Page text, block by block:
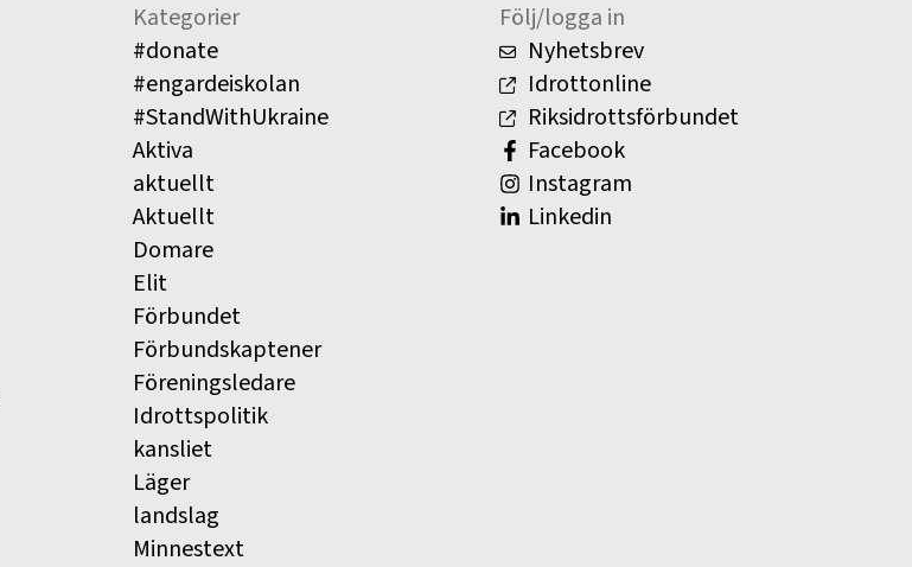
Kategorier
#donate
#engardeiskolan
#StandWithUkraine
Aktiva
aktuellt
Aktuellt
Domare
Elit
Förbundet
Förbundskaptener
Föreningsledare
Idrottspolitik
kansliet
Läger
landslag
Minnestext
Följ/logga in
Nyhetsbrev
Idrottonline
Riksidrottsförbundet
Facebook
Instagram
Linkedin